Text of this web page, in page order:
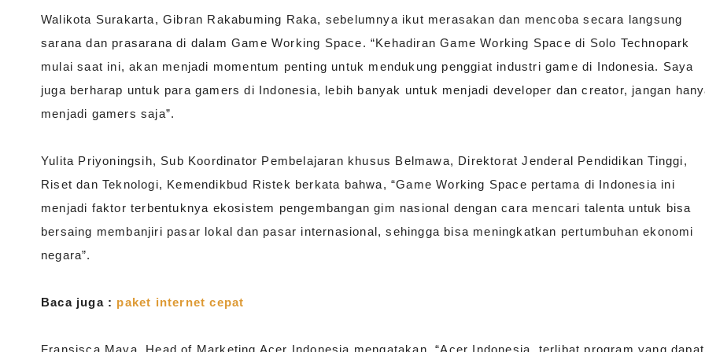
Walikota Surakarta, Gibran Rakabuming Raka, sebelumnya ikut merasakan dan mencoba secara langsung
sarana dan prasarana di dalam Game Working Space. “Kehadiran Game Working Space di Solo Technopark
mulai saat ini, akan menjadi momentum penting untuk mendukung penggiat industri game di Indonesia. Saya
juga berharap untuk para gamers di Indonesia, lebih banyak untuk menjadi developer dan creator, jangan
menjadi gamers saja”.
Yulita Priyoningsih, Sub Koordinator Pembelajaran khusus Belmawa, Direktorat Jenderal Pendidikan Tinggi,
Riset dan Teknologi, Kemendikbud Ristek berkata bahwa, “Game Working Space pertama di Indonesia ini
menjadi faktor terbentuknya ekosistem pengembangan gim nasional dengan cara mencari talenta untuk bisa
bersaing membanjiri pasar lokal dan pasar internasional, sehingga bisa meningkatkan pertumbuhan ekonomi
negara”.
Baca juga : paket internet cepat
Fransisca Maya, Head of Marketing Acer Indonesia mengatakan, “Acer Indonesia, terlibat program yang dapat